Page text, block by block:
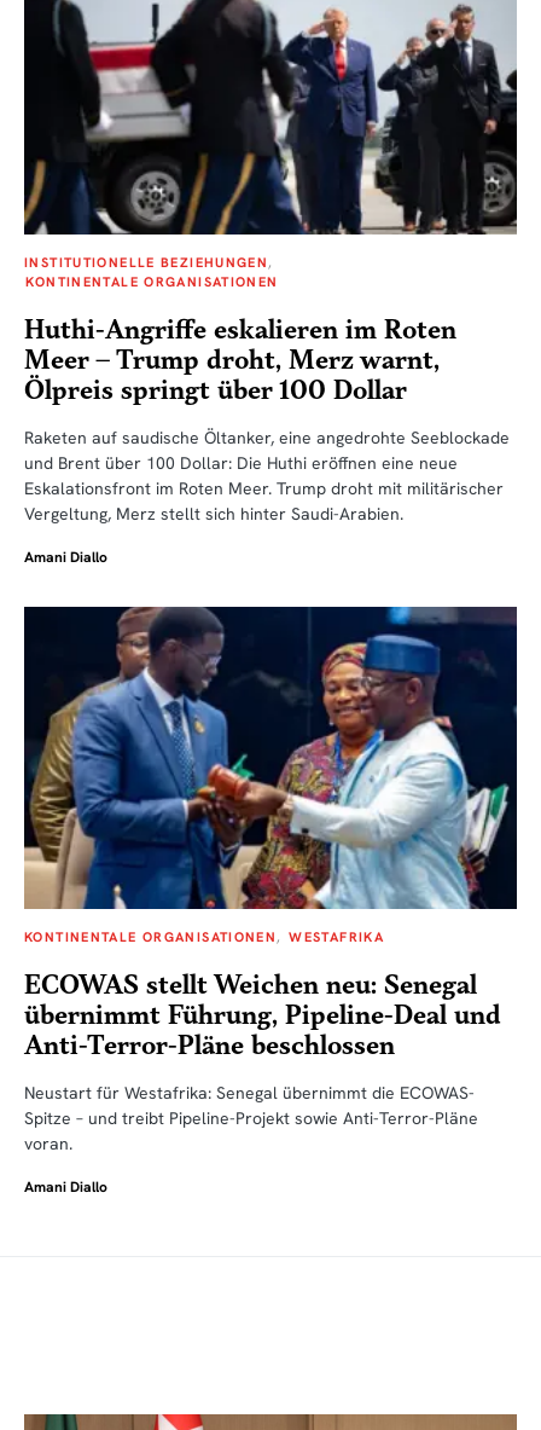
INSTITUTIONELLE BEZIEHUNGEN
KONTINENTALE ORGANISATIONEN
Huthi-Angriffe eskalieren im Roten
Meer – Trump droht, Merz warnt,
Ölpreis springt über 100 Dollar
Raketen auf saudische Öltanker, eine angedrohte Seeblockade
und Brent über 100 Dollar: Die Huthi eröffnen eine neue
Eskalationsfront im Roten Meer. Trump droht mit militärischer
Vergeltung, Merz stellt sich hinter Saudi-Arabien.
Amani Diallo
KONTINENTALE ORGANISATIONEN WESTAFRIKA
ECOWAS stellt Weichen neu: Senegal
übernimmt Führung, Pipeline-Deal und
Anti-Terror-Pläne beschlossen
Neustart für Westafrika: Senegal übernimmt die ECOWAS-
Spitze – und treibt Pipeline-Projekt sowie Anti-Terror-Pläne
voran.
Amani Diallo